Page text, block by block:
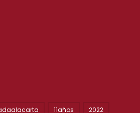
11años 2022